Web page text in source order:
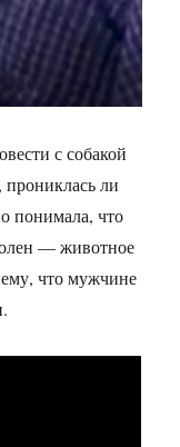
с собакой
прониклась ли
понимала, что
— животное
что мужчине